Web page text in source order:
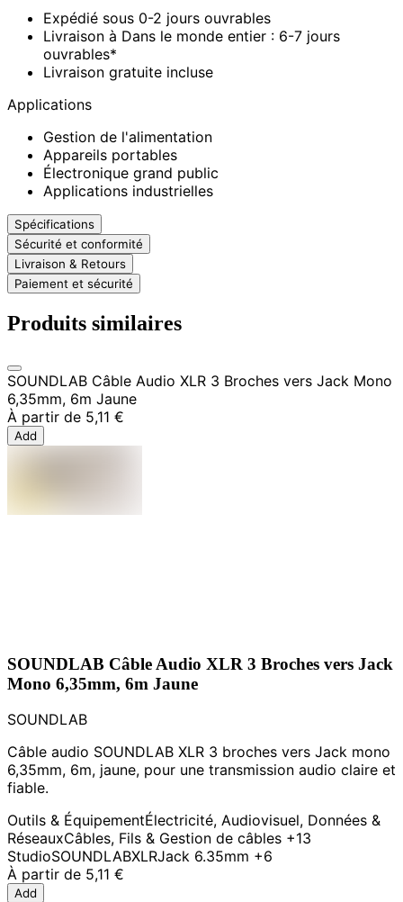
Expédié sous 0-2 jours ouvrables
Livraison à Dans le monde entier : 6-7 jours
ouvrables*
Livraison gratuite incluse
Applications
Gestion de l'alimentation
Appareils portables
Électronique grand public
Applications industrielles
Spécifications
Sécurité et conformité
Livraison & Retours
Paiement et sécurité
Produits similaires
SOUNDLAB Câble Audio XLR 3 Broches vers Jack Mono
6,35mm, 6m Jaune
À partir de 5,11 €
Add
SOUNDLAB Câble Audio XLR 3 Broches vers Jack
Mono 6,35mm, 6m Jaune
SOUNDLAB
Câble audio SOUNDLAB XLR 3 broches vers Jack mono
6,35mm, 6m, jaune, pour une transmission audio claire et
fiable.
Outils & ÉquipementÉlectricité, Audiovisuel, Données &
RéseauxCâbles, Fils & Gestion de câbles +13
StudioSOUNDLABXLRJack 6.35mm +6
À partir de 5,11 €
Add